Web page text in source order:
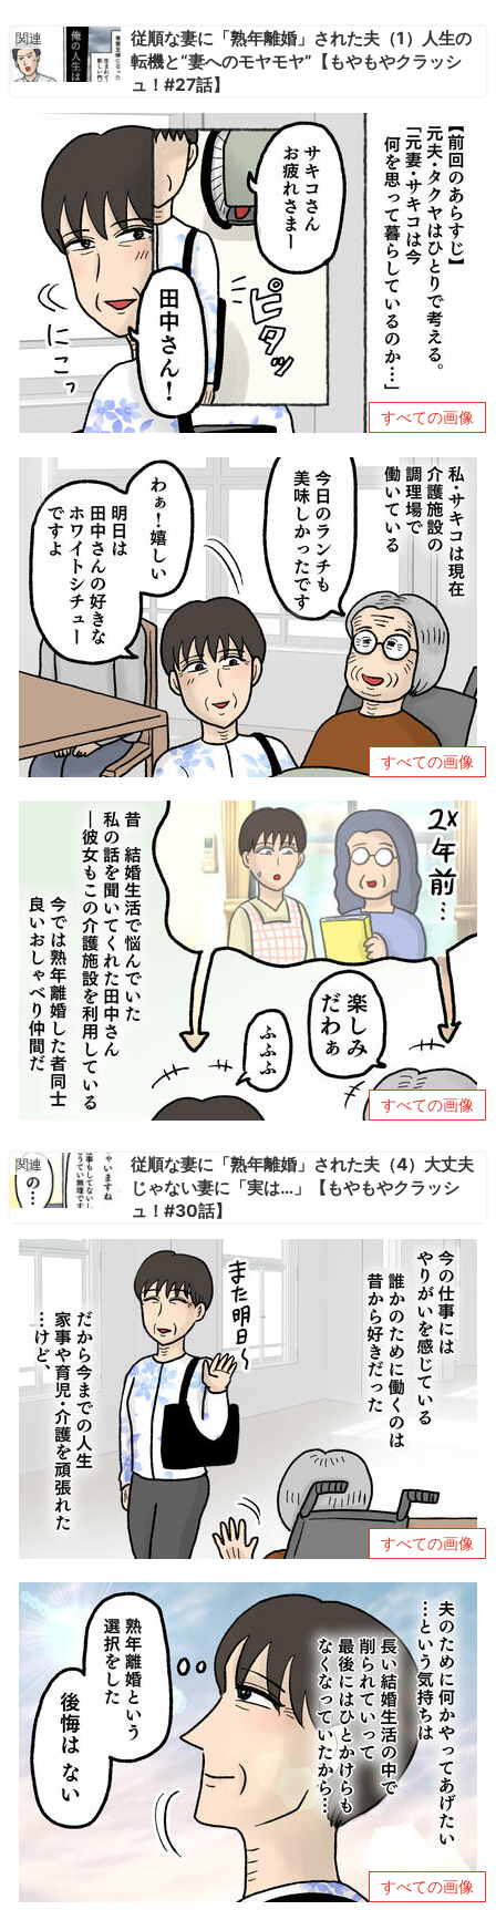
従順な妻に「熟年離婚」された夫（1）人生の
転機と“妻へのモヤモヤ”【もやもやクラッシ
ュ！#27話】
すべての画像
すべての画像
すべての画像
従順な妻に「熟年離婚」された夫（4）大丈夫
じゃない妻に「実は…」【もやもやクラッシ
ュ！#30話】
すべての画像
すべての画像